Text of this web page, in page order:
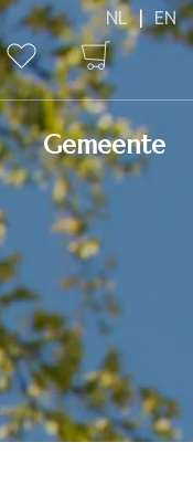
Gemeente